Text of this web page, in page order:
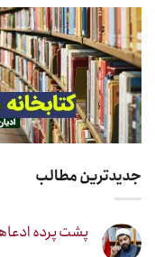
جدیدترین مطالب
پشت پرده